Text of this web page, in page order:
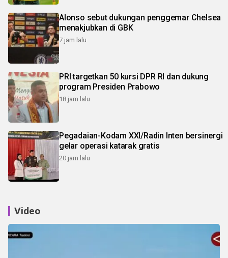
Alonso sebut dukungan penggemar Chelsea
menakjubkan di GBK
7 jam lalu
PRI targetkan 50 kursi DPR RI dan dukung
program Presiden Prabowo
18 jam lalu
Pegadaian-Kodam XXI/Radin Inten bersinergi
gelar operasi katarak gratis
20 jam lalu
Video